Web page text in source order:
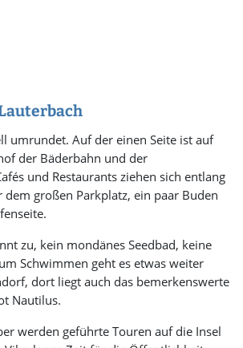
umrundet. Auf der einen Seite ist auf
der Bäderbahn und der
und Restaurants ziehen sich entlang
großen Parkplatz, ein paar Buden
zu, kein mondänes Seedbad, keine
Schwimmen geht es etwas weiter
dort liegt auch das bemerkenswerte
Nautilus.
werden geführte Touren auf die Insel